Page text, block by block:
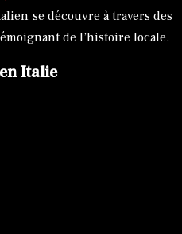
se découvre à travers des
de l’histoire locale.
Italie